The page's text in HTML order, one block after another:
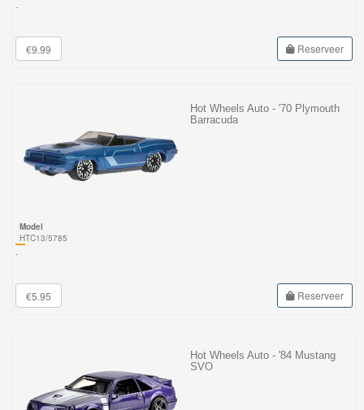
-
€9.99 Reserveer
Hot Wheels Auto - '70 Plymouth
Barracuda
Model
HTC13/5785
-
€5.95 Reserveer
Hot Wheels Auto - '84 Mustang
SVO